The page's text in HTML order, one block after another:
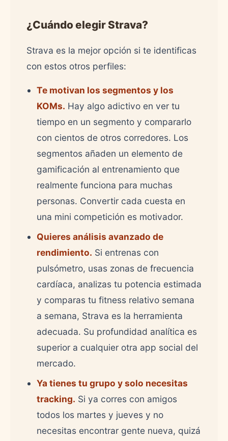
¿Cuándo elegir Strava?
Strava es la mejor opción si te identificas
con estos otros perfiles:
Te motivan los segmentos y los
KOMs. Hay algo adictivo en ver tu
tiempo en un segmento y compararlo
con cientos de otros corredores. Los
segmentos añaden un elemento de
gamificación al entrenamiento que
realmente funciona para muchas
personas. Convertir cada cuesta en
una mini competición es motivador.
Quieres análisis avanzado de
rendimiento. Si entrenas con
pulsómetro, usas zonas de frecuencia
cardíaca, analizas tu potencia estimada
y comparas tu fitness relativo semana
a semana, Strava es la herramienta
adecuada. Su profundidad analítica es
superior a cualquier otra app social del
mercado.
Ya tienes tu grupo y solo necesitas
tracking. Si ya corres con amigos
todos los martes y jueves y no
necesitas encontrar gente nueva, quizá